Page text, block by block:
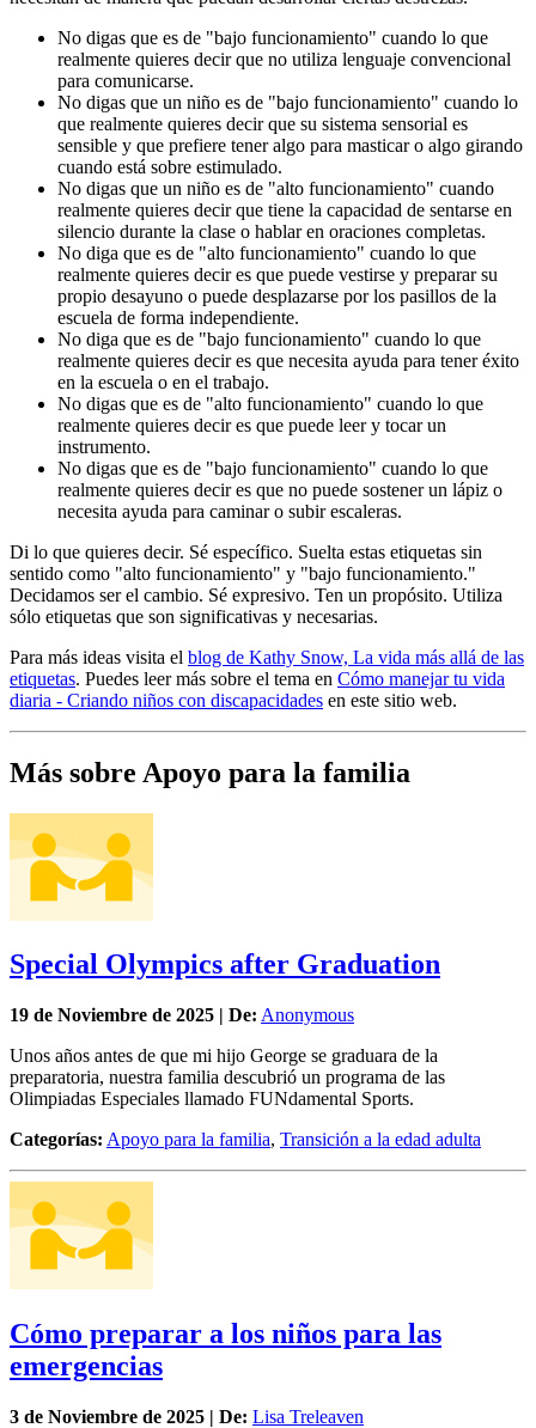
No digas que es de "bajo funcionamiento" cuando lo que
realmente quieres decir que no utiliza lenguaje convencional
para comunicarse.
No digas que un niño es de "bajo funcionamiento" cuando lo
que realmente quieres decir que su sistema sensorial es
sensible y que prefiere tener algo para masticar o algo girando
cuando está sobre estimulado.
No digas que un niño es de "alto funcionamiento" cuando
realmente quieres decir que tiene la capacidad de sentarse en
silencio durante la clase o hablar en oraciones completas.
No diga que es de "alto funcionamiento" cuando lo que
realmente quieres decir es que puede vestirse y preparar su
propio desayuno o puede desplazarse por los pasillos de la
escuela de forma independiente.
No diga que es de "bajo funcionamiento" cuando lo que
realmente quieres decir es que necesita ayuda para tener éxito
en la escuela o en el trabajo.
No digas que es de "alto funcionamiento" cuando lo que
realmente quieres decir es que puede leer y tocar un
instrumento.
No digas que es de "bajo funcionamiento" cuando lo que
realmente quieres decir es que no puede sostener un lápiz o
necesita ayuda para caminar o subir escaleras.
Di lo que quieres decir. Sé específico. Suelta estas etiquetas sin
sentido como "alto funcionamiento" y "bajo funcionamiento."
Decidamos ser el cambio. Sé expresivo. Ten un propósito. Utiliza
sólo etiquetas que son significativas y necesarias.
Para más ideas visita el blog de Kathy Snow, La vida más allá de las
etiquetas. Puedes leer más sobre el tema en Cómo manejar tu vida
diaria - Criando niños con discapacidades en este sitio web.
Más sobre Apoyo para la familia
Special Olympics after Graduation
19 de Noviembre de 2025 | De: Anonymous
Unos años antes de que mi hijo George se graduara de la
preparatoria, nuestra familia descubrió un programa de las
Olimpiadas Especiales llamado FUNdamental Sports.
Categorías: Apoyo para la familia, Transición a la edad adulta
Cómo preparar a los niños para las
emergencias
3 de Noviembre de 2025 | De: Lisa Treleaven